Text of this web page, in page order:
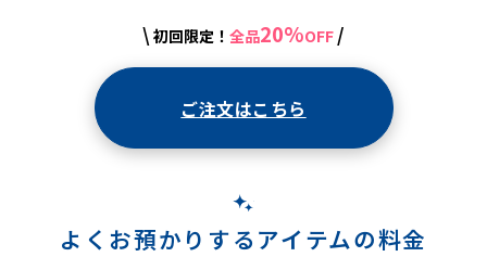
\ 初回限定！ 全品20%OFF /
ご注文はこちら
よくお預かりするアイテムの料金